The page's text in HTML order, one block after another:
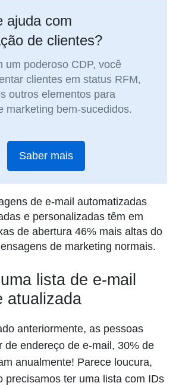
ajuda com
de clientes?
um poderoso CDP, você
clientes em status RFM,
outros elementos para
marketing bem-sucedidos.
Saber mais
de e-mail automatizadas
e personalizadas têm em
de abertura 46% mais altas do
de marketing normais.
lista de e-mail
atualizada
anteriormente, as pessoas
de endereço de e-mail, 30% de
anualmente! Parece loucura,
precisamos ter uma lista com IDs